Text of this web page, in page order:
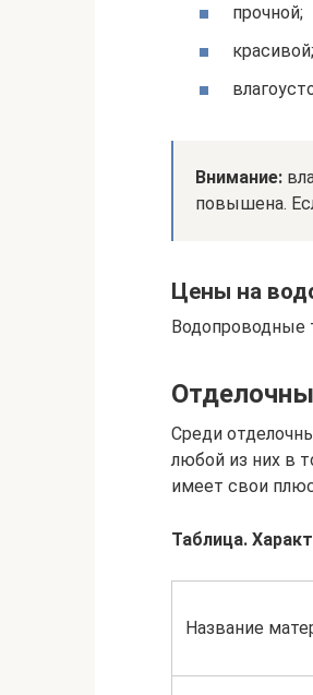
прочной;
красивой;
Внимание:
повышена.
Цены на
Водопроводные
Среди
любой из них в
имеет свои
Таблица.
Название